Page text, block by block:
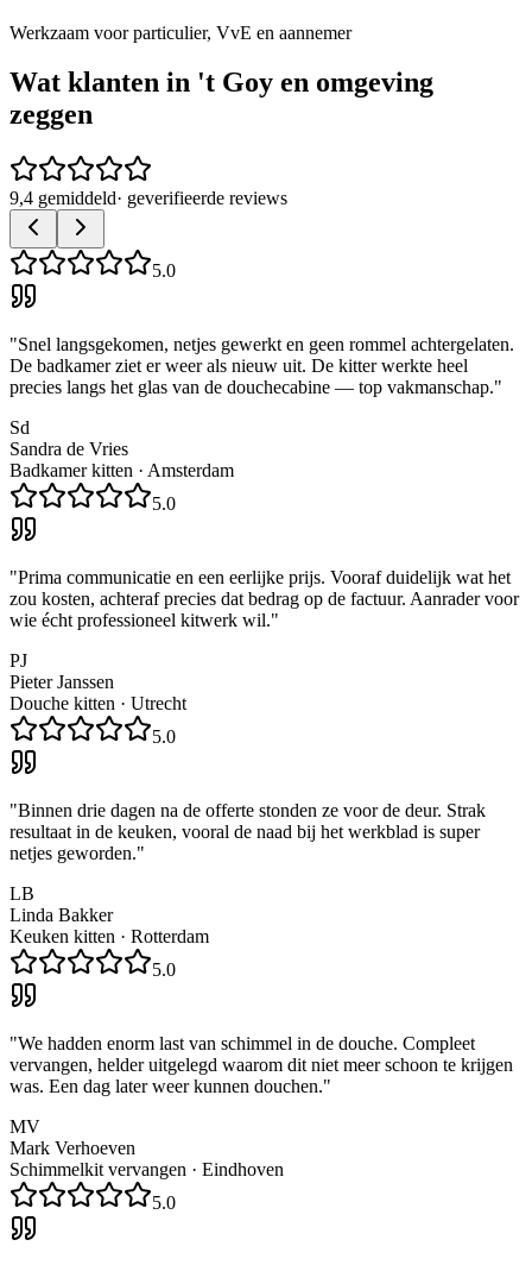
Werkzaam voor particulier, VvE en aannemer
Wat klanten in 't Goy en omgeving
zeggen
9,4 gemiddeld· geverifieerde reviews
5.0
"Snel langsgekomen, netjes gewerkt en geen rommel achtergelaten.
De badkamer ziet er weer als nieuw uit. De kitter werkte heel
precies langs het glas van de douchecabine — top vakmanschap."
Sd
Sandra de Vries
Badkamer kitten · Amsterdam
5.0
"Prima communicatie en een eerlijke prijs. Vooraf duidelijk wat het
zou kosten, achteraf precies dat bedrag op de factuur. Aanrader voor
wie écht professioneel kitwerk wil."
PJ
Pieter Janssen
Douche kitten · Utrecht
5.0
"Binnen drie dagen na de offerte stonden ze voor de deur. Strak
resultaat in de keuken, vooral de naad bij het werkblad is super
netjes geworden."
LB
Linda Bakker
Keuken kitten · Rotterdam
5.0
"We hadden enorm last van schimmel in de douche. Compleet
vervangen, helder uitgelegd waarom dit niet meer schoon te krijgen
was. Een dag later weer kunnen douchen."
MV
Mark Verhoeven
Schimmelkit vervangen · Eindhoven
5.0